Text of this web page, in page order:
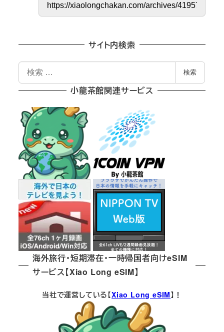
サイト内検索
検
索
検索
小龍茶館関連サービス
海外旅行・短期滞在・一時帰国者向けeSIM
サービス【Xiao Long eSIM】
当社で運営している【Xiao Long eSIM】！